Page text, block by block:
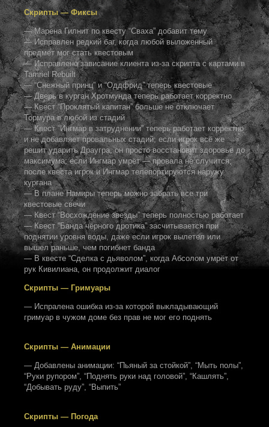
Скрипты — Фиксы
— Марена Гилнит по квесту “Сваха” добавит тему
— Исправлен редкий баг, когда любой выложенный
предмет мог стать квестовым
— Исправлено зависание клиента из-за скрипта с картами в
Tamriel Rebuilt
— “Снежный принц” и “Оддфрид” теперь квестовые
— Дверь в курган Хротмунда теперь работает корректно
— Квест “Проклятый капитан” больше не отключает
Тормура в любой из стадий
— Квест “Ингмар в затруднении” теперь работает корректно
и не добавляет провальных стадий; если игрок всё же
решит ударить Драугра, он просто восстановит здоровье до
максимума; если Ингмар умрёт — провала не случится;
после квеста игрок и Ингмар телепортируются наружу
кургана
— В плане Намиры теперь можно забрать все три
квестовые свечи
— Квест “Восхождение звезды” теперь полностью работает
— Квест “Банда чёрного дротика” засчитывается при
поднятии уровня воды, даже если игрок вылетел или
вышел раньше, чем погибнет банда
— В квесте “Сделка с дьяволом”, когда Абсолом умрёт от
рук Кивилиана, он продолжит диалог
Скрипты — Гримуары
— Испралена ошибка из-за которой выкладывающий
гримуар в чужом доме без прав не мог его поднять
Скрипты — Анимации
— Добавлены анимации: “Пьяный за стойкой”, “Мыть полы”,
“Руки рупором”, “Поднять руки над головой”, “Кашлять”,
“Добывать руду”, “Выпить”
Скрипты — Погода